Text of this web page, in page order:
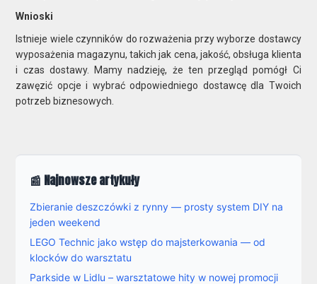
Wnioski
Istnieje wiele czynników do rozważenia przy wyborze dostawcy
wyposażenia magazynu, takich jak cena, jakość, obsługa klienta
i czas dostawy. Mamy nadzieję, że ten przegląd pomógł Ci
zawęzić opcje i wybrać odpowiedniego dostawcę dla Twoich
potrzeb biznesowych.
📰 Najnowsze artykuły
Zbieranie deszczówki z rynny — prosty system DIY na
jeden weekend
LEGO Technic jako wstęp do majsterkowania — od
klocków do warsztatu
Parkside w Lidlu – warsztatowe hity w nowej promocji